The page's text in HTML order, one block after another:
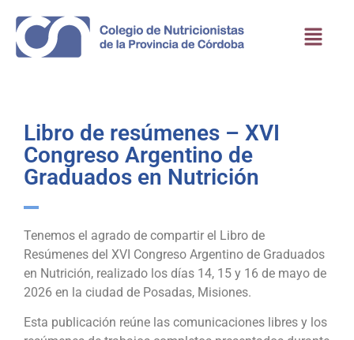
Libro de resúmenes – XVI
Congreso Argentino de
Graduados en Nutrición
Tenemos el agrado de compartir el Libro de
Resúmenes del XVI Congreso Argentino de Graduados
en Nutrición, realizado los días 14, 15 y 16 de mayo de
2026 en la ciudad de Posadas, Misiones.
Esta publicación reúne las comunicaciones libres y los